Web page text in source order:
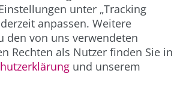
unter „Tracking
anpassen. Weitere
den von uns verwendeten
Rechten als Nutzer finden Sie in
und unserem